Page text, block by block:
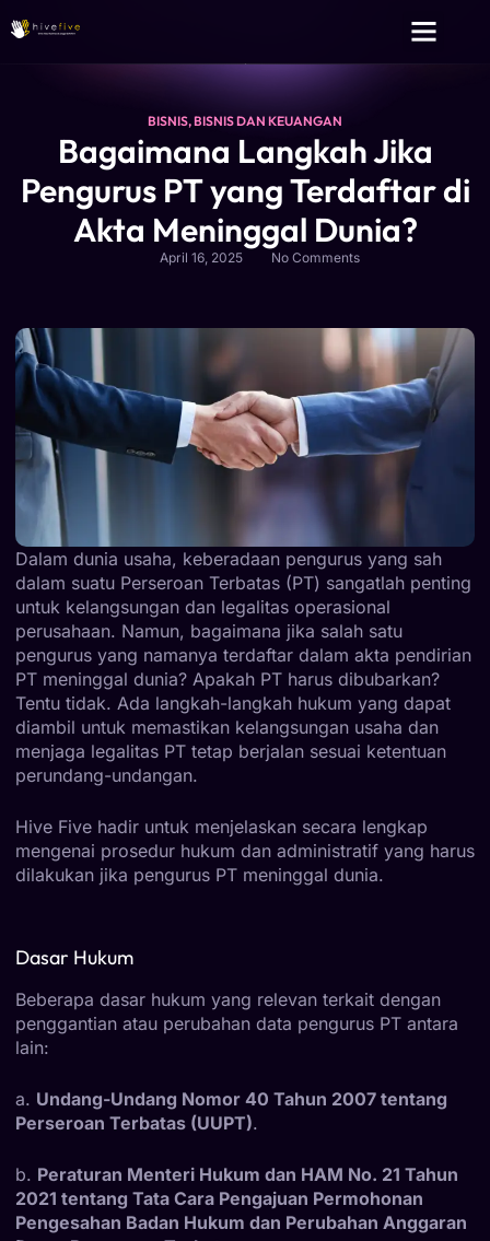
BISNIS,BISNIS DAN KEUANGAN
Bagaimana Langkah Jika
Pengurus PT yang Terdaftar di
Akta Meninggal Dunia?
April 16, 2025 No Comments
Dalam dunia usaha, keberadaan pengurus yang sah
dalam suatu Perseroan Terbatas (PT) sangatlah penting
untuk kelangsungan dan legalitas operasional
perusahaan. Namun, bagaimana jika salah satu
pengurus yang namanya terdaftar dalam akta pendirian
PT meninggal dunia? Apakah PT harus dibubarkan?
Tentu tidak. Ada langkah-langkah hukum yang dapat
diambil untuk memastikan kelangsungan usaha dan
menjaga legalitas PT tetap berjalan sesuai ketentuan
perundang-undangan.
Hive Five hadir untuk menjelaskan secara lengkap
mengenai prosedur hukum dan administratif yang harus
dilakukan jika pengurus PT meninggal dunia.
Dasar Hukum
Beberapa dasar hukum yang relevan terkait dengan
penggantian atau perubahan data pengurus PT antara
lain:
a. Undang-Undang Nomor 40 Tahun 2007 tentang
Perseroan Terbatas (UUPT).
b. Peraturan Menteri Hukum dan HAM No. 21 Tahun
2021 tentang Tata Cara Pengajuan Permohonan
Pengesahan Badan Hukum dan Perubahan Anggaran